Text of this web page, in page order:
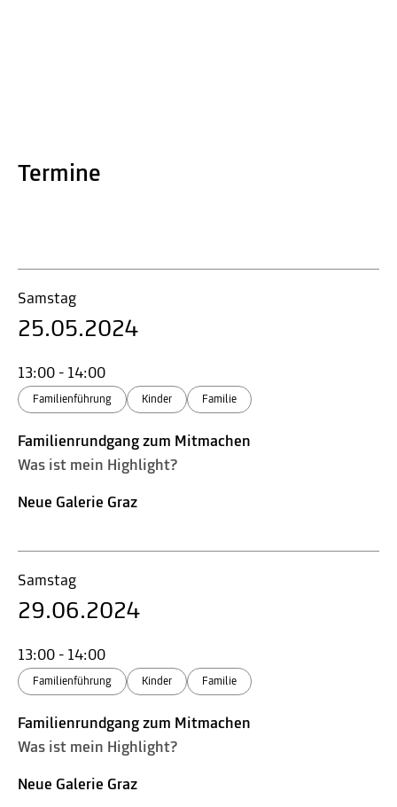
Termine
Samstag
25.05.2024
13:00 - 14:00
Familienführung Kinder Familie
Familienrundgang zum Mitmachen
Was ist mein Highlight?
Neue Galerie Graz
Samstag
29.06.2024
13:00 - 14:00
Familienführung Kinder Familie
Familienrundgang zum Mitmachen
Was ist mein Highlight?
Neue Galerie Graz